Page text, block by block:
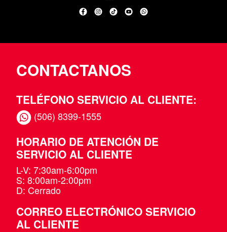
FacebookInstagram
TikTokYouTubeWhatsApp
CONTACTANOS
TELÉFONO SERVICIO AL CLIENTE:
(506) 8399-1555
HORARIO DE ATENCIÓN DE
SERVICIO AL CLIENTE
L-V: 7:30am-6:00pm
S: 8:00am-2:00pm
D: Cerrado
CORREO ELECTRÓNICO SERVICIO
AL CLIENTE